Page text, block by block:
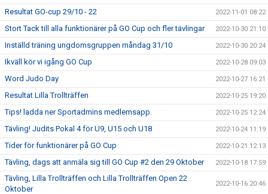
Resultat GO-cup 29/10 - 22 2022-11-01 08:22
Stort Tack till alla funktionärer på GO Cup och fler tävlingar 2022-10-30 21:10
Inställd träning ungdomsgruppen måndag 31/10 2022-10-30 20:24
Ikväll kör vi igång GO Cup 2022-10-28 09:03
Word Judo Day 2022-10-27 16:21
Resultat Lilla Trollträffen 2022-10-25 19:20
Tips! ladda ner Sportadmins medlemsapp. 2022-10-25 12:24
Tävling! Judits Pokal 4 för U9, U15 och U18 2022-10-24 11:19
Tider för funktionärer på GO Cup 2022-10-21 12:13
Tävling, dags att anmäla sig till GO Cup #2 den 29 Oktober 2022-10-18 17:59
Tävling, Lilla Trollträffen och Lilla Trollträffen Open 22
Oktober
2022-10-16 20:46